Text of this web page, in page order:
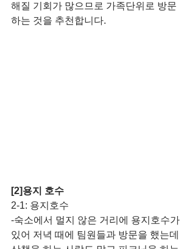
해질 기회가 많으므로 가족단위로 방문
하는 것을 추천합니다.
[2]용지 호수
2-1: 용지호수
-숙소에서 멀지 않은 거리에 용지호수가
있어 저녁 때에 팀원들과 방문을 했는데